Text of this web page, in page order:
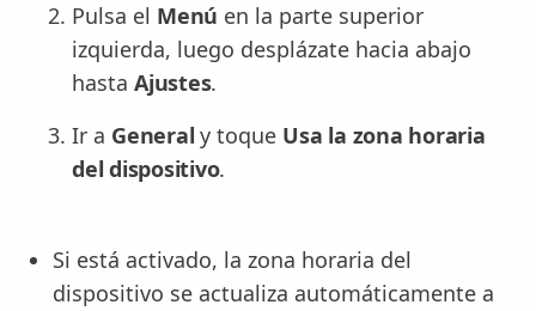
Pulsa el Menú en la parte superior
izquierda, luego desplázate hacia abajo
hasta Ajustes.
Ir a General y toque Usa la zona horaria
del dispositivo.
Si está activado, la zona horaria del
dispositivo se actualiza automáticamente a